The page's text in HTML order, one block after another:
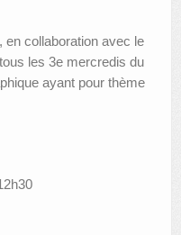
en collaboration avec le
les 3e mercredis du
ayant pour thème